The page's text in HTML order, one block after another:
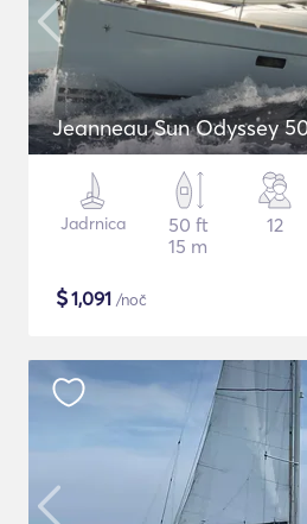
Jeanneau Sun Odyssey
Jadrnica
50 ft
15 m
12
$1,091 /noč